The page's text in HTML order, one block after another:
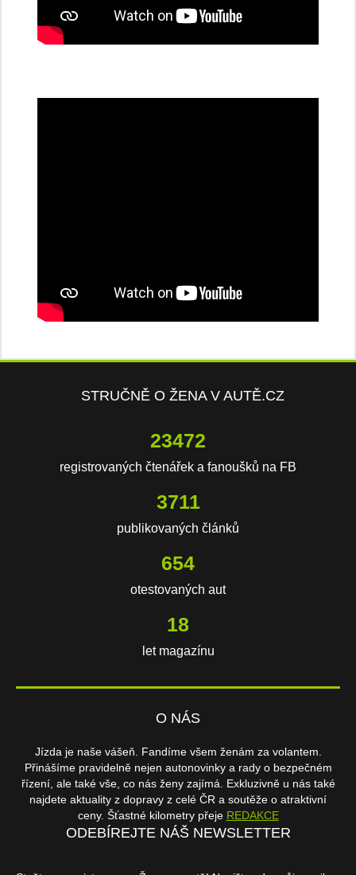
STRUČNĚ O ŽENA V AUTĚ.CZ
23472
registrovaných čtenářek a fanoušků na FB
3711
publikovaných článků
654
otestovaných aut
18
let magazínu
O NÁS
Jízda je naše vášeň. Fandíme všem ženám za volantem.
Přinášíme pravidelně nejen autonovinky a rady o bezpečném
řízení, ale také vše, co nás ženy zajímá. Exkluzivně u nás také
najdete aktuality z dopravy z celé ČR a soutěže o atraktivní
ceny. Šťastné kilometry přeje REDAKCE
ODEBÍREJTE NÁŠ NEWSLETTER